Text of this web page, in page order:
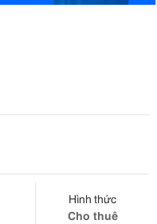
Hình thức
Cho thuê